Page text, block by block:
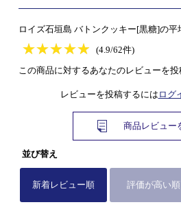
ロイズ石垣島 バトンクッキー[黒糖]の平
★★★★★
★★★★★
(4.9/62件)
この商品に対するあなたのレビューを投
レビューを投稿するには ログ
商品レビュー
並び替え
新着レビュー順 評価が高い順